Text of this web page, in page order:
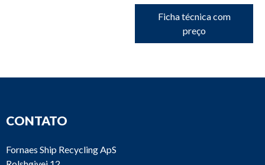
Ficha técnica com
preço
CONTATO
Fornaes Ship Recycling ApS